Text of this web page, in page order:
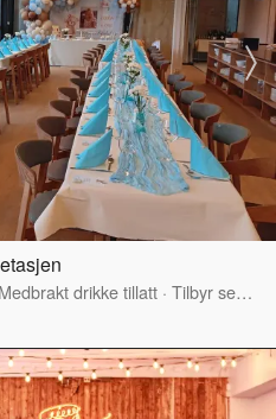
Medbrakt drikke tillatt · Tilbyr servering